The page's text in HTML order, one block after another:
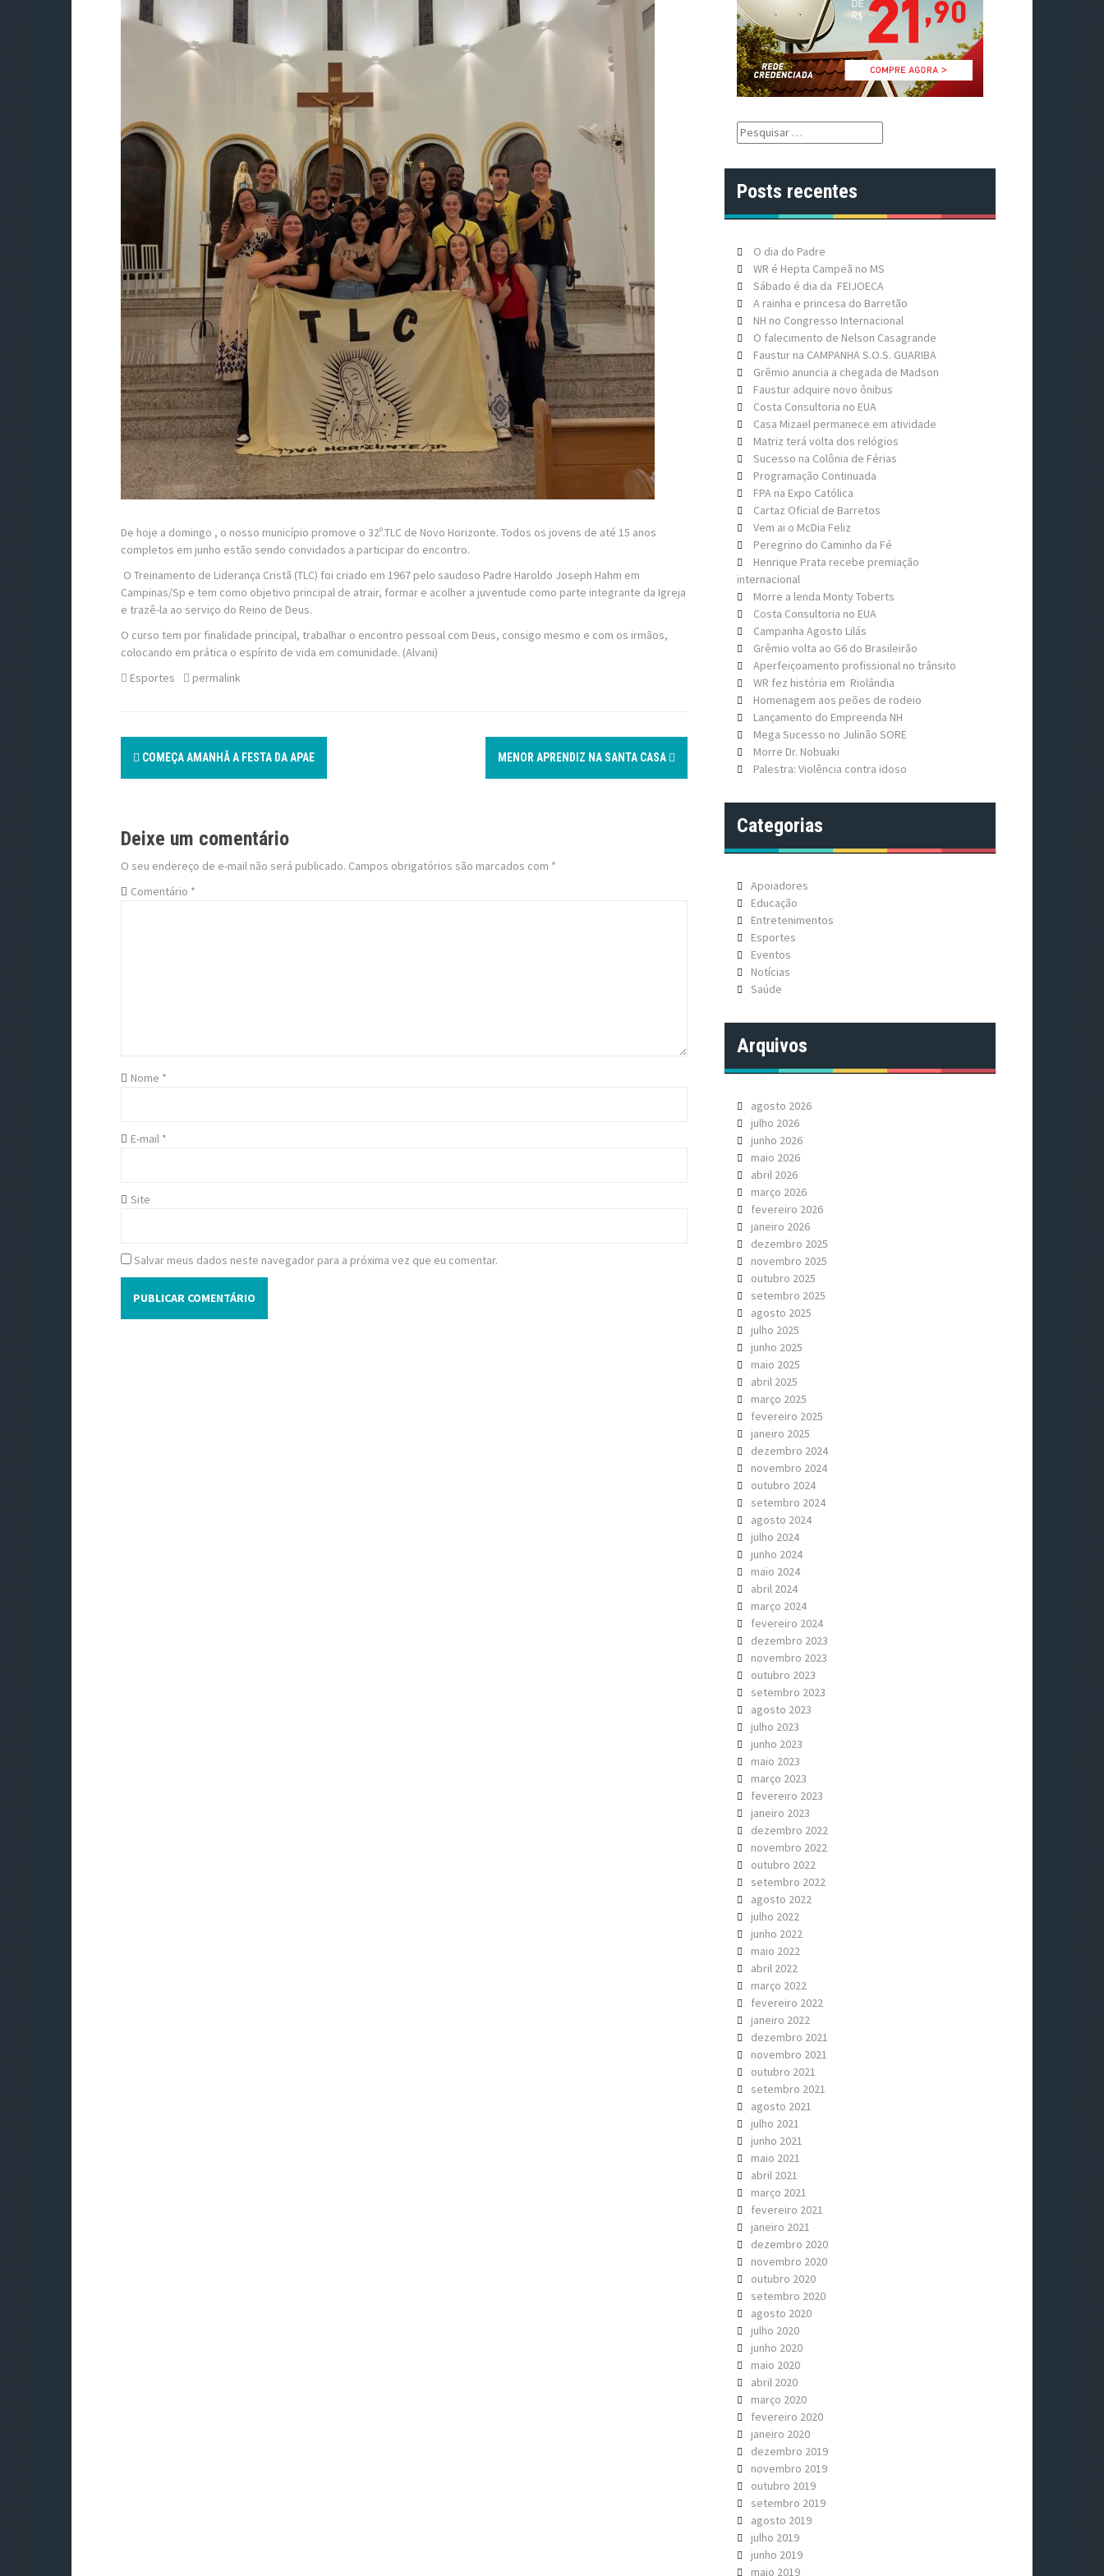
De hoje a domingo , o nosso município promove o 32º.TLC de Novo Horizonte. Todos os jovens de até 15 anos
completos em junho estão sendo convidados a participar do encontro.
O Treinamento de Liderança Cristã (TLC) foi criado em 1967 pelo saudoso Padre Haroldo Joseph Hahm em
Campinas/Sp e tem como objetivo principal de atrair, formar e acolher a juventude como parte integrante da Igreja
e trazê-la ao serviço do Reino de Deus.
O curso tem por finalidade principal, trabalhar o encontro pessoal com Deus, consigo mesmo e com os irmãos,
colocando em prática o espírito de vida em comunidade. (Alvani)
Esportes
permalink
P
o
t
n
t
o
COMEÇA AMANHÃ A FESTA DA APAE MENOR APRENDIZ NA SANTA CASA
Deixe um comentário
O seu endereço de e-mail não será publicado. Campos obrigatórios são marcados com *
Comentário *
Nome *
E-mail *
Site
Salvar meus dados neste navegador para a próxima vez que eu comentar.
P
e
q
u
i
a
r
p
o
r
:
Posts recentes
O dia do Padre
WR é Hepta Campeã no MS
Sábado é dia da FEIJOECA
A rainha e princesa do Barretão
NH no Congresso Internacional
O falecimento de Nelson Casagrande
Faustur na CAMPANHA S.O.S. GUARIBA
Grêmio anuncia a chegada de Madson
Faustur adquire novo ônibus
Costa Consultoria no EUA
Casa Mizael permanece em atividade
Matriz terá volta dos relógios
Sucesso na Colônia de Férias
Programação Continuada
FPA na Expo Católica
Cartaz Oficial de Barretos
Vem ai o McDia Feliz
Peregrino do Caminho da Fé
Henrique Prata recebe premiação
internacional
Morre a lenda Monty Toberts
Costa Consultoria no EUA
Campanha Agosto Lilás
Grêmio volta ao G6 do Brasileirão
Aperfeiçoamento profissional no trânsito
WR fez história em Riolândia
Homenagem aos peões de rodeio
Lançamento do Empreenda NH
Mega Sucesso no Julinão SORE
Morre Dr. Nobuaki
Palestra: Violência contra idoso
Categorias
Apoiadores
Educação
Entretenimentos
Esportes
Eventos
Notícias
Saúde
Arquivos
agosto 2026
julho 2026
junho 2026
maio 2026
abril 2026
março 2026
fevereiro 2026
janeiro 2026
dezembro 2025
novembro 2025
outubro 2025
setembro 2025
agosto 2025
julho 2025
junho 2025
maio 2025
abril 2025
março 2025
fevereiro 2025
janeiro 2025
dezembro 2024
novembro 2024
outubro 2024
setembro 2024
agosto 2024
julho 2024
junho 2024
maio 2024
abril 2024
março 2024
fevereiro 2024
dezembro 2023
novembro 2023
outubro 2023
setembro 2023
agosto 2023
julho 2023
junho 2023
maio 2023
março 2023
fevereiro 2023
janeiro 2023
dezembro 2022
novembro 2022
outubro 2022
setembro 2022
agosto 2022
julho 2022
junho 2022
maio 2022
abril 2022
março 2022
fevereiro 2022
janeiro 2022
dezembro 2021
novembro 2021
outubro 2021
setembro 2021
agosto 2021
julho 2021
junho 2021
maio 2021
abril 2021
março 2021
fevereiro 2021
janeiro 2021
dezembro 2020
novembro 2020
outubro 2020
setembro 2020
agosto 2020
julho 2020
junho 2020
maio 2020
abril 2020
março 2020
fevereiro 2020
janeiro 2020
dezembro 2019
novembro 2019
outubro 2019
setembro 2019
agosto 2019
julho 2019
junho 2019
maio 2019